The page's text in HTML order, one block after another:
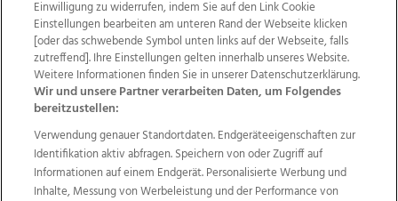
Wir über uns Mediadaten Kontakt
Jobs
Datenschutz
Impressum
AGB Anzeigekunden
AGB Website
Ehrenkodex Politische Werbung
Weitere Angebote des Medienhauses Wimmer
TV1 di-mog-i.at OÖNow
Ischler Woche
Life Radio
OÖNachrichten
OÖN Immobilien
Einwilligung zu widerrufen, indem Sie auf den Link Cookie
Einstellungen bearbeiten am unteren Rand der Webseite klicken
[oder das schwebende Symbol unten links auf der Webseite, falls
zutreffend]. Ihre Einstellungen gelten innerhalb unseres Website.
Weitere Informationen finden Sie in unserer Datenschutzerklärung.
Wir und unsere Partner verarbeiten Daten, um Folgendes
bereitzustellen:
Verwendung genauer Standortdaten. Endgeräteeigenschaften zur
Identifikation aktiv abfragen. Speichern von oder Zugriff auf
Informationen auf einem Endgerät. Personalisierte Werbung und
Inhalte, Messung von Werbeleistung und der Performance von